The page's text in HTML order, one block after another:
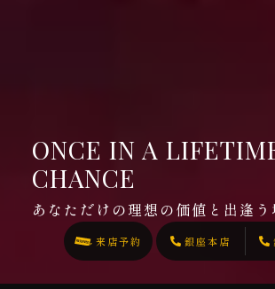
ONCE IN A
CHANCE
あなただけの理想の価値と出逢う
来店予約 銀座本店